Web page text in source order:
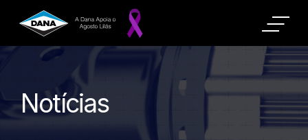
Notícias